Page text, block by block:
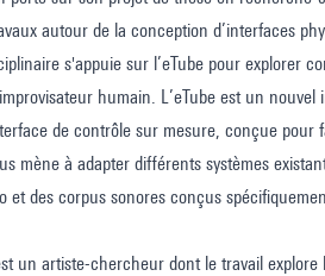
autour de la conception d’interfaces
s'appuie sur l’eTube pour explorer
humain. L’eTube est un
de contrôle sur mesure, conçue
mène à adapter différents systèmes
et des corpus sonores conçus
un artiste-chercheur dont le travail